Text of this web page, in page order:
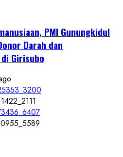
PMI Gunungkidul
Darah dan
di Girisubo